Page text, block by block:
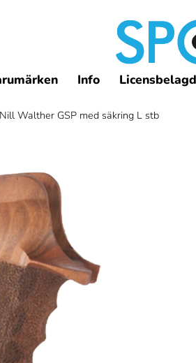
Info
Walther GSP med säkring L stb